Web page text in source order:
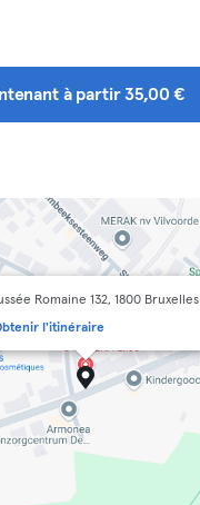
à partir 35,00 €
Romaine 132, 1800 Bruxelles
l'itinéraire